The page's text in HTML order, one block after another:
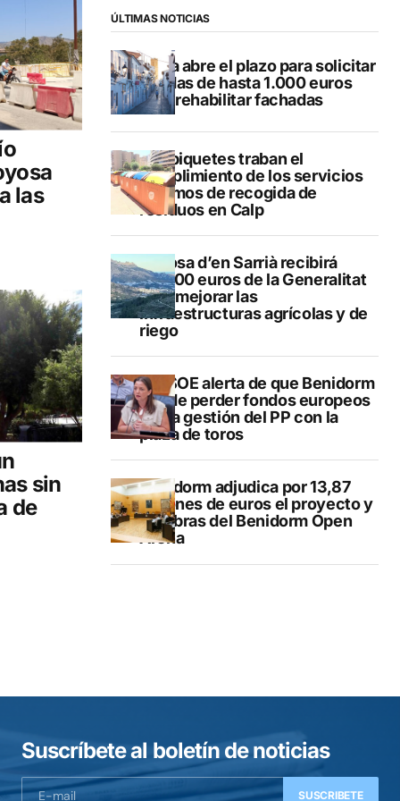
las
sin
de
ÚLTIMAS NOTICIAS
Altea abre el plazo para solicitar
ayudas de hasta 1.000 euros
para rehabilitar fachadas
Los piquetes traban el
cumplimiento de los servicios
mínimos de recogida de
residuos en Calp
Callosa d’en Sarrià recibirá
40.000 euros de la Generalitat
para mejorar las
infraestructuras agrícolas y de
riego
El PSOE alerta de que Benidorm
puede perder fondos europeos
por la gestión del PP con la
plaza de toros
Benidorm adjudica por 13,87
millones de euros el proyecto y
las obras del Benidorm Open
Arena
Suscríbete al boletín de noticias
SUSCRIBETE